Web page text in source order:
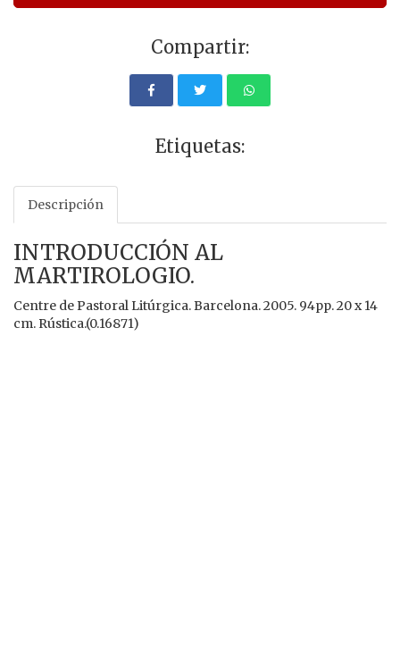
Compartir:
Etiquetas:
Descripción
INTRODUCCIÓN AL
MARTIROLOGIO.
Centre de Pastoral Litúrgica. Barcelona. 2005. 94pp. 20 x 14
cm. Rústica.(0.16871)